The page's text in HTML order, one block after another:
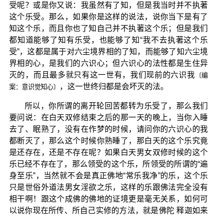
受呢？或是你又说：我虽然有了知，但是我当时并不执著
这个乐受。那么，如果你是这样的说法，说你当下是有了
知这个乐，而且你也了知自己并不执著这个乐；但是我们
都知道能够了知有乐受，也能够了知“我不去执著这个乐
受”，这都是属于对六尘境界相的了知，而能够了知六尘境
界相的心，是我们的六识心；但六识心的法性都是生住异
灭的，而且最多就只有这一世有，我们现前的六识我 〔编
案：意识觉知心〕
，这一世终归都是会坏灭的法。
所以，你所谓的离开轮回苦都转为乐受了，那么我们
要问说：在白天双修结束之后的那一天的晚上，当你入睡
去了、眠熟了，没有在作梦的时候，请问你的六识心的我
都断灭了，那么这个时候你熟睡了，那白天的这个乐究竟
是还存在，还是不存在呢？如果白天男女双修时候的这个
乐已经不存在了，那么领受的这个乐，所领受的所谓的“遍
身至乐”，当然就不会是真正佛地“常乐我净”的乐，这个乐
只是世俗外道法男女淫欲之乐，这样的乐跟佛法完全没有
相干啊！跟这个成佛的佛地的证境更是毫无关系，如何可
以说你现在所传、所自己实修的方法，就是佛陀 释迦如来